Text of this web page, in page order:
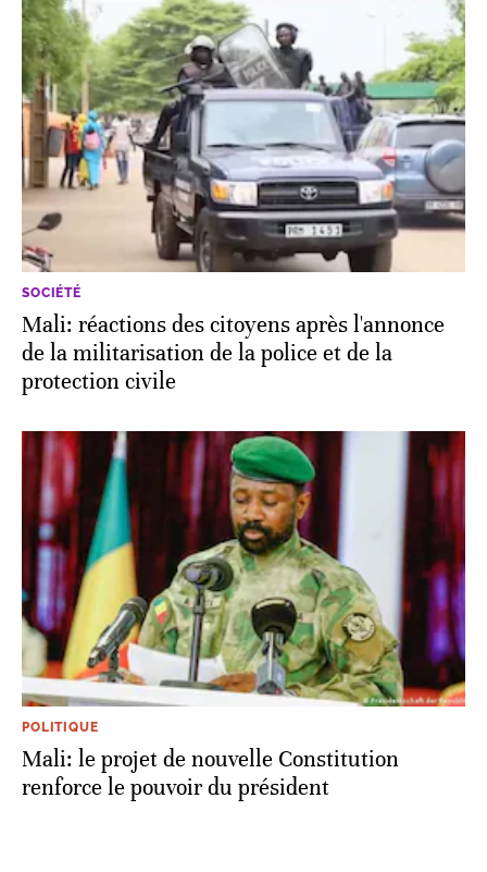
SOCIÉTÉ
Mali: réactions des citoyens après l'annonce
de la militarisation de la police et de la
protection civile
POLITIQUE
Mali: le projet de nouvelle Constitution
renforce le pouvoir du président